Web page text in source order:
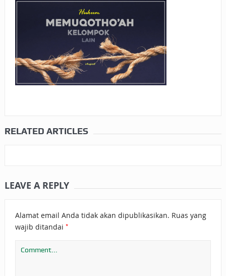
HUKUM MEMBAYAR ZAKAT KEPADA KERABAT SENDIRI
RELATED ARTICLES
LEAVE A REPLY
Alamat email Anda tidak akan dipublikasikan. Ruas yang
wajib ditandai *